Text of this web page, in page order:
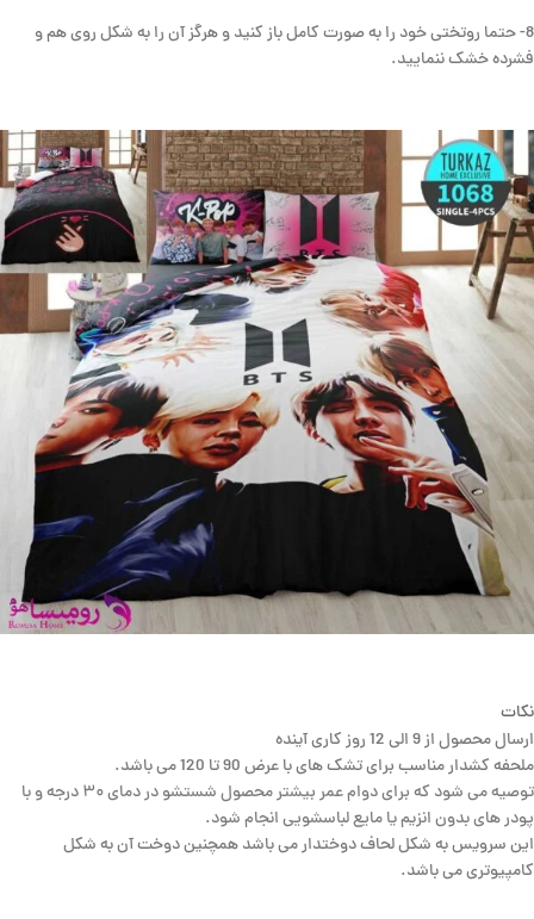
8- حتما روتختی خود را به صورت کامل باز کنید و هرگز آن را به شکل روی هم و
فشرده خشک ننمایید.
نکات
ارسال محصول از 9 الی 12 روز کاری آینده
ملحفه کشدار مناسب برای تشک های با عرض 90 تا 120 می باشد.
توصیه می شود که برای دوام عمر بیشتر محصول شستشو در دمای ۳۰ درجه و با
پودر های بدون انزیم یا مایع لباسشویی انجام شود.
این سرویس به شکل لحاف دوختدار می باشد همچنین دوخت آن به شکل
کامپیوتری می باشد.